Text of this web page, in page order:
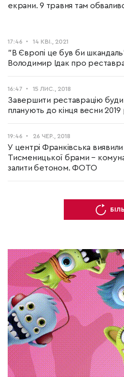
екрани. 9 травня там
17:46 14 КВІ., 2021
"В Європі це був би
Володимир Ідак про
16:47 15 ЛИС., 2018
Завершити реставрацію
планують до кінця весни
19:46 26 ЧЕР., 2018
У центрі Франківська
Тисменицької брами –
залити бетоном. ФОТО